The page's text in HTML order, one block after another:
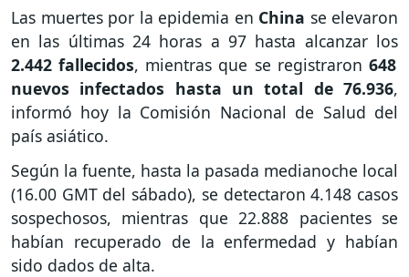
Las muertes por la epidemia en China se elevaron
en las últimas 24 horas a 97 hasta alcanzar los
2.442 fallecidos, mientras que se registraron 648
nuevos infectados hasta un total de 76.936,
informó hoy la Comisión Nacional de Salud del
país asiático.
Según la fuente, hasta la pasada medianoche local
(16.00 GMT del sábado), se detectaron 4.148 casos
sospechosos, mientras que 22.888 pacientes se
habían recuperado de la enfermedad y habían
sido dados de alta.